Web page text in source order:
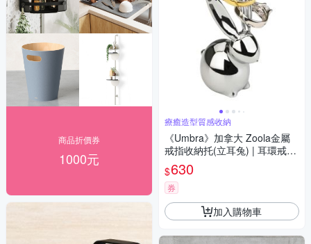
商品折價券
1000元
療癒造型質感收納
《Umbra》加拿大 Zoola金屬
戒指收納托(立耳兔) | 耳環戒指
架 首飾收納架
$630
券
加入購物車